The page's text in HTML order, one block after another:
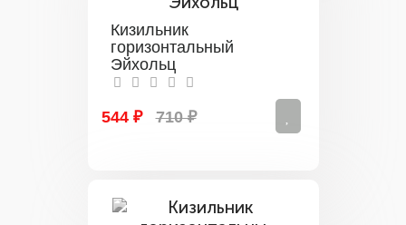
Кизильник
горизонтальный
Эйхольц
544 ₽ 710 ₽